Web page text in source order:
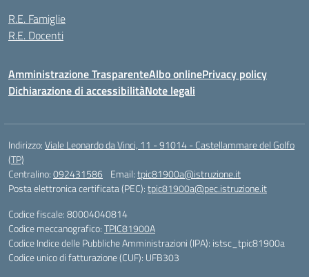
R.E. Famiglie
R.E. Docenti
Amministrazione TrasparenteAlbo onlinePrivacy policy
Dichiarazione di accessibilitàNote legali
Indirizzo:Viale Leonardo da Vinci, 11 - 91014 - Castellammare del Golfo
(TP)
Centralino:092431586 Email:tpic81900a@istruzione.it
Posta elettronica certificata (PEC):tpic81900a@pec.istruzione.it
Codice fiscale: 80004040814
Codice meccanografico:TPIC81900A
Codice Indice delle Pubbliche Amministrazioni (IPA): istsc_tpic81900a
Codice unico di fatturazione (CUF): UFB303